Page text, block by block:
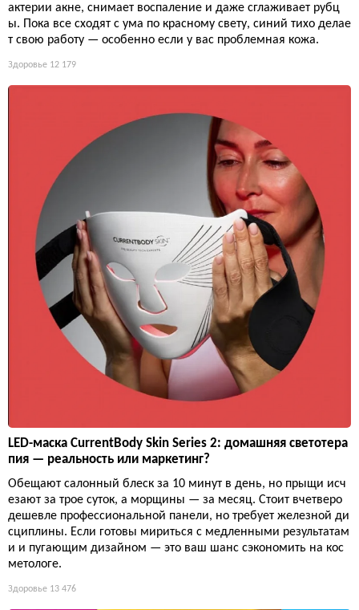
актерии акне, снимает воспаление и даже сглаживает рубц
ы. Пока все сходят с ума по красному свету, синий тихо делае
т свою работу — особенно если у вас проблемная кожа.
Здоровье 12 179
LED-маска CurrentBody Skin Series 2: домашняя светотера
пия — реальность или маркетинг?
Обещают салонный блеск за 10 минут в день, но прыщи исч
езают за трое суток, а морщины — за месяц. Стоит вчетверо
дешевле профессиональной панели, но требует железной ди
сциплины. Если готовы мириться с медленными результатам
и и пугающим дизайном — это ваш шанс сэкономить на кос
метологе.
Здоровье 13 476